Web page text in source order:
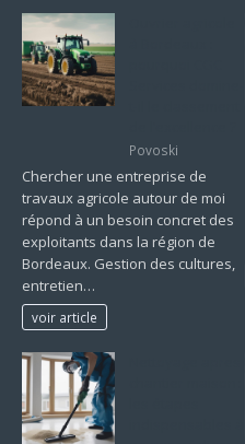
Povoski
Chercher une entreprise de
travaux agricole autour de moi
répond à un besoin concret des
exploitants dans la région de
Bordeaux. Gestion des cultures,
entretien…
voir article